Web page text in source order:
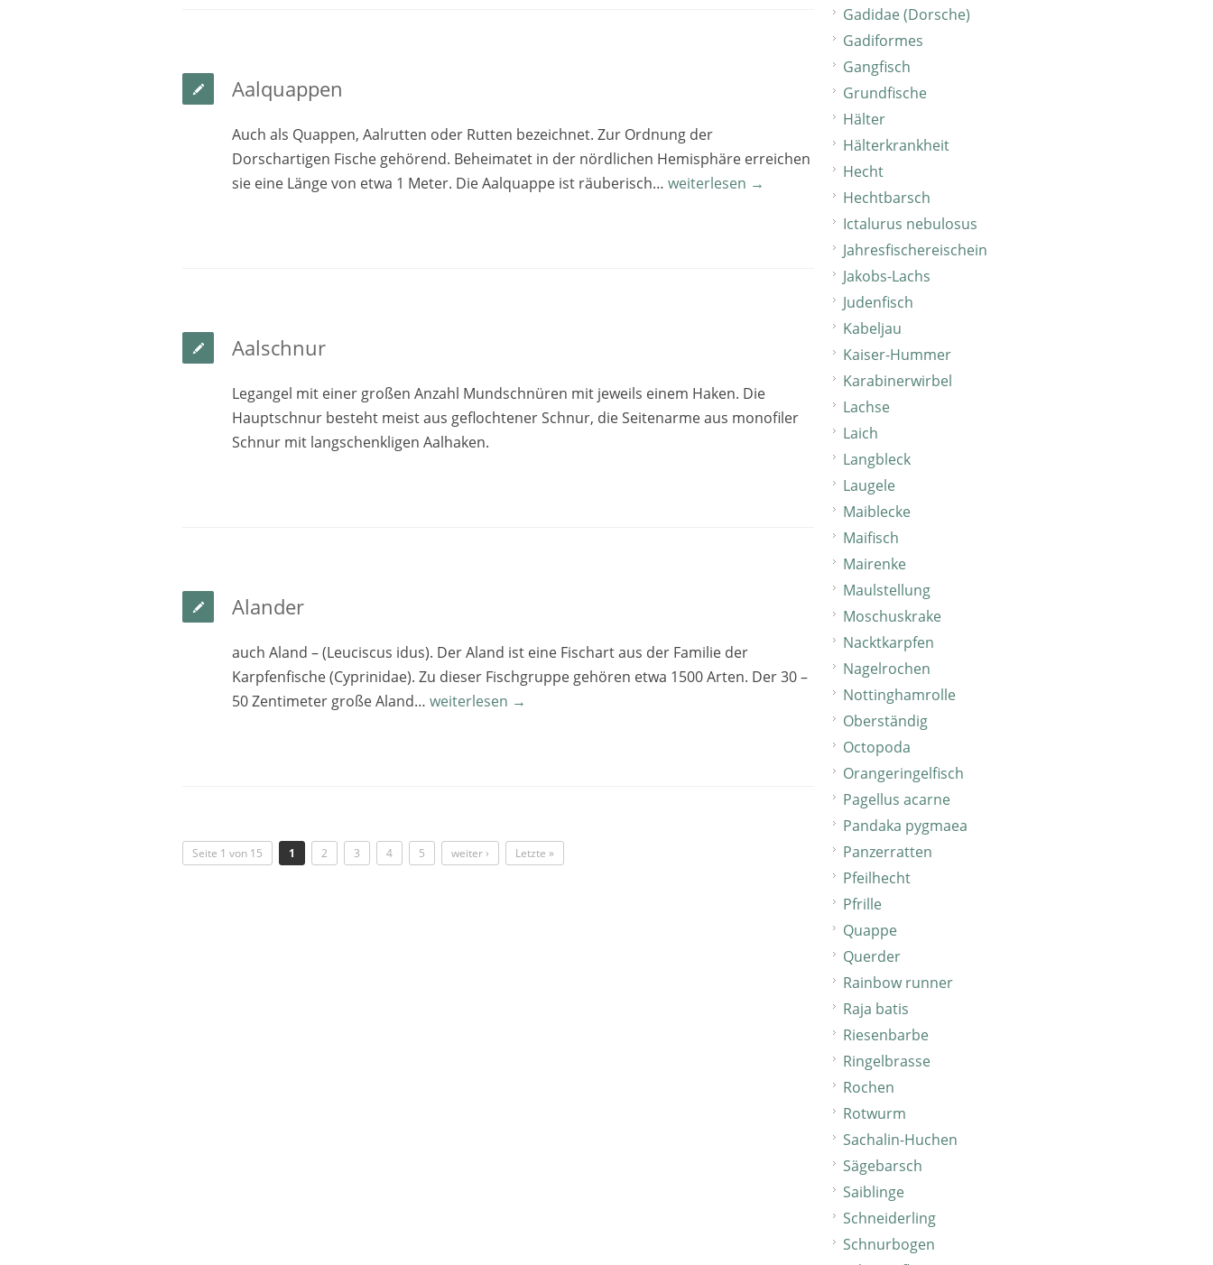
Aalquappen
Auch als Quappen, Aalrutten oder Rutten bezeichnet. Zur Ordnung der
Dorschartigen Fische gehörend. Beheimatet in der nördlichen Hemisphäre erreichen
sie eine Länge von etwa 1 Meter. Die Aalquappe ist räuberisch… weiterlesen →
Aalschnur
Legangel mit einer großen Anzahl Mundschnüren mit jeweils einem Haken. Die
Hauptschnur besteht meist aus geflochtener Schnur, die Seitenarme aus monofiler
Schnur mit langschenkligen Aalhaken.
Alander
auch Aland – (Leuciscus idus). Der Aland ist eine Fischart aus der Familie der
Karpfenfische (Cyprinidae). Zu dieser Fischgruppe gehören etwa 1500 Arten. Der 30 –
50 Zentimeter große Aland… weiterlesen →
Seite 1 von 15 1 2 3 4 5 weiter › Letzte »
Gadidae (Dorsche)
Gadiformes
Gangfisch
Grundfische
Hälter
Hälterkrankheit
Hecht
Hechtbarsch
Ictalurus nebulosus
Jahresfischereischein
Jakobs-Lachs
Judenfisch
Kabeljau
Kaiser-Hummer
Karabinerwirbel
Lachse
Laich
Langbleck
Laugele
Maiblecke
Maifisch
Mairenke
Maulstellung
Moschuskrake
Nacktkarpfen
Nagelrochen
Nottinghamrolle
Oberständig
Octopoda
Orangeringelfisch
Pagellus acarne
Pandaka pygmaea
Panzerratten
Pfeilhecht
Pfrille
Quappe
Querder
Rainbow runner
Raja batis
Riesenbarbe
Ringelbrasse
Rochen
Rotwurm
Sachalin-Huchen
Sägebarsch
Saiblinge
Schneiderling
Schnurbogen